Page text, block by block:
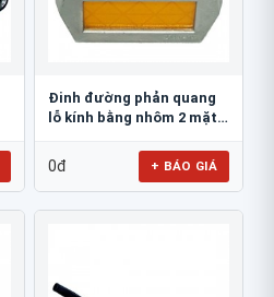
Đinh đường phản quang
lỗ kính bằng nhôm 2 mặt
0đ + BÁO GIÁ